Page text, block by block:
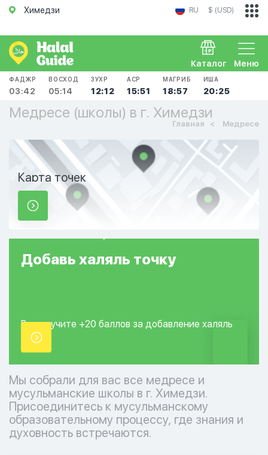
Химедзи RU $ (USD)
Меню
Каталог
ФАДЖР
03:42
ВОСХОД
05:14
ЗУХР
12:12
АСР
15:51
МАГРИБ
18:57
ИША
20:25
Медресе (школы) в г. Химедзи
Главная Медресе
Карта точек
Добавь халяль точку
Вы получите +20 баллов за добавление халяль
точки.
Мы собрали для вас все медресе и
мусульманские школы в г. Химедзи.
Присоединитесь к мусульманскому
образовательному процессу, где знания и
духовность встречаются.